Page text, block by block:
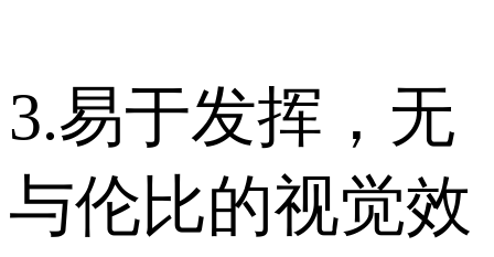
3.易于发挥，无
与伦比的视觉效